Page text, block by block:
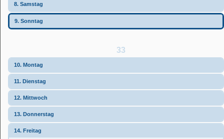
8. Samstag
9. Sonntag
33
10. Montag
11. Dienstag
12. Mittwoch
13. Donnerstag
14. Freitag